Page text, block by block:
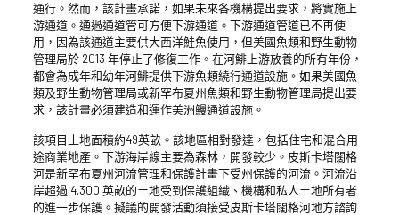
通行。然而，該計畫承諾，如果未來各機構提出要求，將實施上
游通道。通過通道管可方便下游通道。下游通道管道已不再使
用，因為該通道主要供大西洋鮭魚使用，但美國魚類和野生動物
管理局於 2013 年停止了修復工作。在河鯡上游放養的所有年份，
都會為成年和幼年河鯡提供下游魚類繞行通道設施。如果美國魚
類及野生動物管理局或新罕布夏州魚類和野生動物管理局提出要
求，該計畫必須建造和運作美洲鰻通道設施。
該項目土地面積約49英畝。該地區相對發達，包括住宅和混合用
途商業地產。下游海岸線主要為森林，開發較少。皮斯卡塔闊格
河是新罕布夏州河流管理和保護計畫下受州保護的河流。河流沿
岸超過 4,300 英畝的土地受到保護組織、機構和私人土地所有者
的進一步保護。擬議的開發活動須接受皮斯卡塔闊格河地方諮詢